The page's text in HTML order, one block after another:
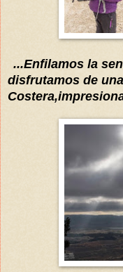
...Enfilamos la
disfrutamos de